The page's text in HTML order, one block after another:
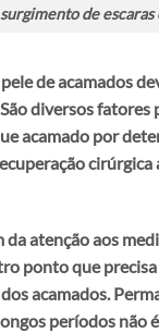
de escaras
de acamados
diversos fatores
acamado por
cirúrgica
atenção aos
ponto que
acamados.
períodos não